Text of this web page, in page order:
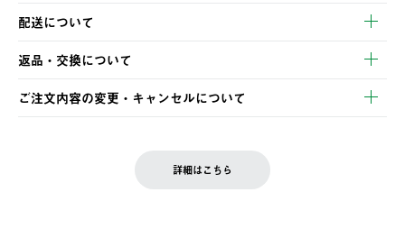
以下のいずれかの方法でお支払いいただけます。
・クレジットカード決済
・コンビニ決済
・Pay-easy決済
配送について
【発送スケジュール】
ご注文・ご入金完了より2営業日以内に商品を発送いたします。
土日祝の発送はございませんので、木曜日以降のご注文は週明け
の発送となる場合がございます。
返品・交換について
※お客様都合の場合
お客様都合の返品にかかる送料は、お客様ご負担とさせていただ
ご注文内容の変更・キャンセルについて
LOGOS FAMILY会員の方は、会員マイページ内 購入履歴画面に
詳細はこちら